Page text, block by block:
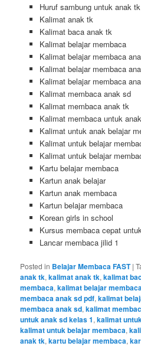
Huruf sambung untuk anak tk
Kalimat anak tk
Kalimat baca anak tk
Kalimat belajar membaca
Kalimat belajar membaca
Kalimat belajar membaca
Kalimat belajar membaca
Kalimat membaca anak sd
Kalimat membaca anak tk
Kalimat membaca untuk
Kalimat untuk anak belajar
Kalimat untuk belajar
Kalimat untuk belajar
Kartu belajar membaca
Kartun anak belajar
Kartun anak membaca
Kartun belajar membaca
Korean girls in school
Kursus membaca cepat
Lancar membaca jilid 1
Posted in Belajar Membaca FAST |
anak tk,kalimat anak tk,kalimat
membaca,kalimat belajar
membaca anak sd pdf,kalimat
membaca anak sd,kalimat
untuk anak sd kelas 1,kalimat
kalimat untuk belajar membaca,
anak tk,kartu belajar membaca,